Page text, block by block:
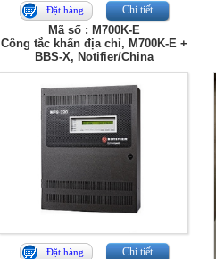
Đặt hàng Chi tiết
Mã số : M700K-E
Công tắc khẩn địa chỉ, M700K-E +
BBS-X, Notifier/China
Đặt hàng Chi tiết